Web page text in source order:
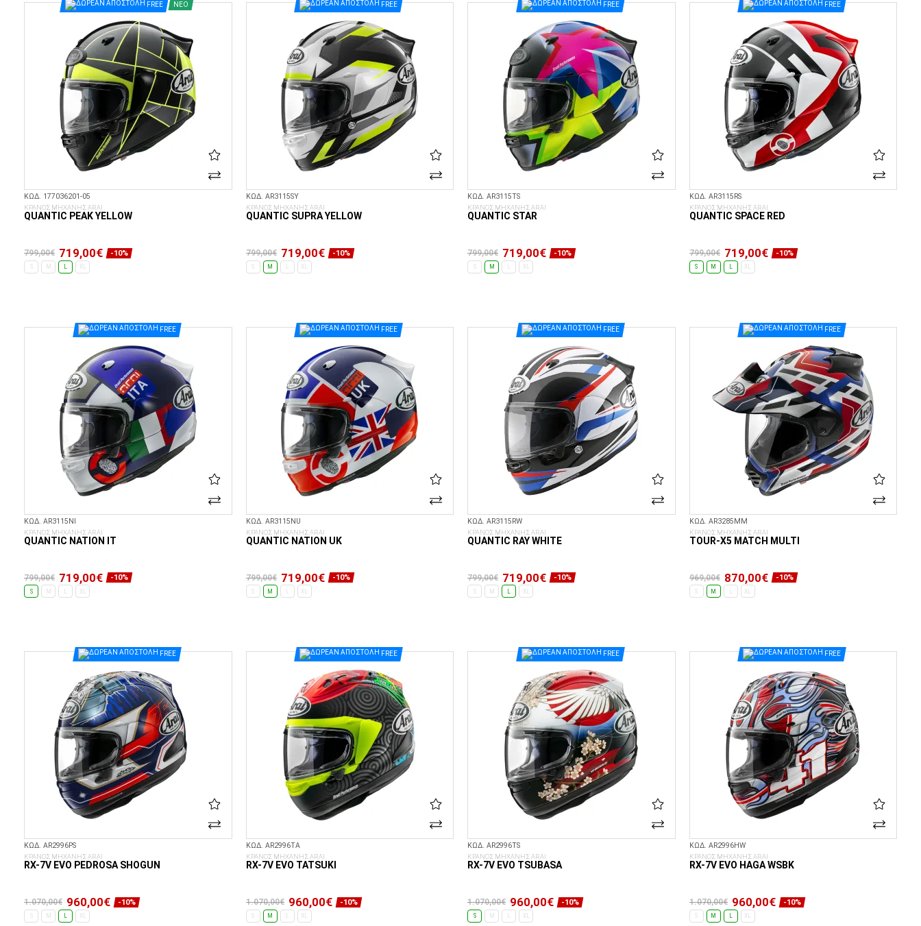
FREE ΝΈΟ
ΚΩΔ. 177036201-05
ΚΡΑΝΟΣ ΜΗΧΑΝΗΣ ARAI
QUANTIC PEAK YELLOW
799,00€ 719,00€ -10%
S L XL
FREE
ΚΩΔ. AR3115SY
ΚΡΑΝΟΣ ΜΗΧΑΝΗΣ ARAI
QUANTIC SUPRA YELLOW
799,00€ 719,00€ -10%
S M XL
FREE
ΚΩΔ. AR3115TS
ΚΡΑΝΟΣ ΜΗΧΑΝΗΣ ARAI
QUANTIC STAR
799,00€ 719,00€ -10%
S M XL
FREE
ΚΩΔ. AR3115RS
ΚΡΑΝΟΣ ΜΗΧΑΝΗΣ ARAI
QUANTIC SPACE RED
799,00€ 719,00€ -10%
S M L XL
FREE
ΚΩΔ. AR3115NI
ΚΡΑΝΟΣ ΜΗΧΑΝΗΣ ARAI
QUANTIC NATION IT
799,00€ 719,00€ -10%
S XL
FREE
ΚΩΔ. AR3115NU
ΚΡΑΝΟΣ ΜΗΧΑΝΗΣ ARAI
QUANTIC NATION UK
799,00€ 719,00€ -10%
S M XL
FREE
ΚΩΔ. AR3115RW
ΚΡΑΝΟΣ ΜΗΧΑΝΗΣ ARAI
QUANTIC RAY WHITE
799,00€ 719,00€ -10%
S XL
FREE
ΚΩΔ. AR3285MM
ΚΡΑΝΟΣ ΜΗΧΑΝΗΣ ARAI
TOUR-X5 MATCH MULTI
969,00€ 870,00€ -10%
S M XL
FREE
ΚΩΔ. AR2996PS
ΚΡΑΝΟΣ ΜΗΧΑΝΗΣ ARAI
RX-7V EVO PEDROSA SHOGUN
1.070,00€ 960,00€ -10%
S L XL
FREE
ΚΩΔ. AR2996TA
ΚΡΑΝΟΣ ΜΗΧΑΝΗΣ ARAI
RX-7V EVO TATSUKI
1.070,00€ 960,00€ -10%
S M XL
FREE
ΚΩΔ. AR2996TS
ΚΡΑΝΟΣ ΜΗΧΑΝΗΣ ARAI
RX-7V EVO TSUBASA
1.070,00€ 960,00€ -10%
S XL
FREE
ΚΩΔ. AR2996HW
ΚΡΑΝΟΣ ΜΗΧΑΝΗΣ ARAI
RX-7V EVO HAGA WSBK
1.070,00€ 960,00€ -10%
S M L XL